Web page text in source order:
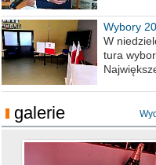
Wybory
procent
W
tura
galerie
Sylwester Hotel Młyn
Sylwester Miejski
Sylwester Loft